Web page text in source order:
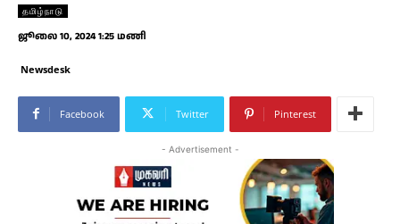
தமிழ்நாடு
ஜூலை 10, 2024 1:25 மணி
Newsdesk
Facebook Twitter Pinterest
- Advertisement -